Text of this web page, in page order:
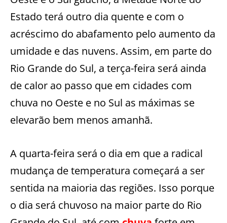
Estado terá outro dia quente e com o
acréscimo do abafamento pelo aumento da
umidade e das nuvens. Assim, em parte do
Rio Grande do Sul, a terça-feira será ainda
de calor ao passo que em cidades com
chuva no Oeste e no Sul as máximas se
elevarão bem menos amanhã.
A quarta-feira será o dia em que a radical
mudança de temperatura começará a ser
sentida na maioria das regiões. Isso porque
o dia será chuvoso na maior parte do Rio